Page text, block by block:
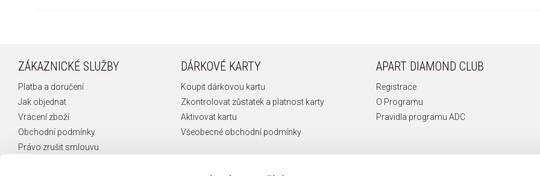
ZÁKAZNICKÉ SLUŽBY
Platba a doručení
Jak objednat
Vrácení zboží
Obchodní podmínky
Právo zrušit smlouvu
DÁRKOVÉ KARTY
Koupit dárkovou kartu
Zkontrolovat zůstatek a platnost karty
Aktivovat kartu
Všeobecné obchodní podmínky
APART DIAMOND CLUB
Registrace
O Programu
Pravidla programu ADC